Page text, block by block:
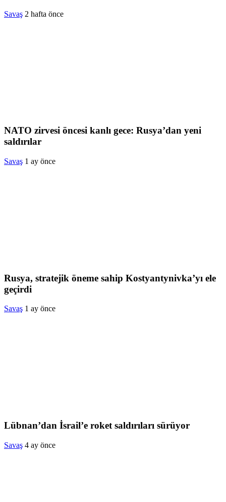
Savaş 2 hafta önce
NATO zirvesi öncesi kanlı gece: Rusya’dan yeni
saldırılar
Savaş 1 ay önce
Rusya, stratejik öneme sahip Kostyantynivka’yı ele
geçirdi
Savaş 1 ay önce
Lübnan’dan İsrail’e roket saldırıları sürüyor
Savaş 4 ay önce